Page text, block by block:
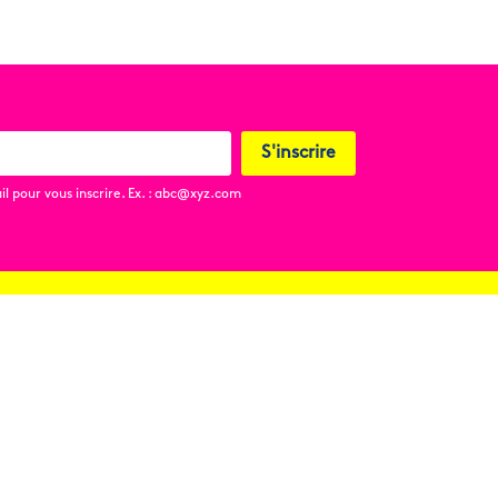
pour vous inscrire. Ex. : abc@xyz.com
S'inscrire